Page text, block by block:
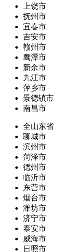
上饶市
抚州市
宜春市
吉安市
赣州市
鹰潭市
新余市
九江市
萍乡市
景德镇市
南昌市
全山东省
聊城市
滨州市
菏泽市
德州市
临沂市
东营市
烟台市
潍坊市
济宁市
泰安市
威海市
日照市